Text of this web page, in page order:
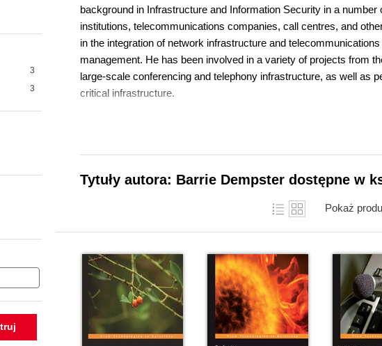
3
3
background in Infrastructure and Information Security in a
institutions, telecommunications companies, call centres, and
in the integration of network infrastructure and
management. He has been involved in a variety of projects from
large-scale conferencing and telephony infrastructure, as well as
critical infrastructure.
Tytuły autora: Barrie Dempster dostępne w
Pokaż